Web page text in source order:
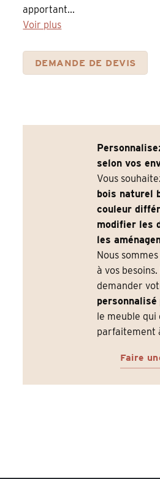
apportant...
Voir plus
DEMANDE DE DEVIS
selon vos
Vous
bois naturel
couleur
modifier les
les
Nous
à vos
demander
personnalisé
le meuble qui
parfaitement
Faire